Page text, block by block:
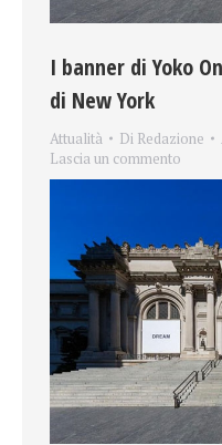
I banner di Yoko
di New York
Attualità Di Redazione
Lascia un commento